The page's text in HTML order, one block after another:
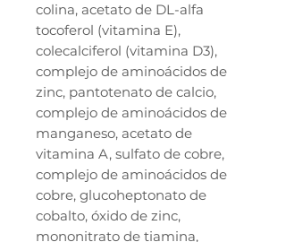
colina, acetato de DL-alfa
tocoferol (vitamina E),
colecalciferol (vitamina D3),
complejo de aminoácidos de
zinc, pantotenato de calcio,
complejo de aminoácidos de
manganeso, acetato de
vitamina A, sulfato de cobre,
complejo de aminoácidos de
cobre, glucoheptonato de
cobalto, óxido de zinc,
mononitrato de tiamina,